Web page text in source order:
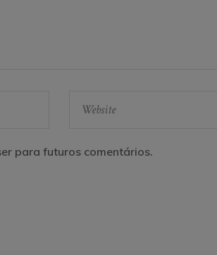
para futuros comentários.